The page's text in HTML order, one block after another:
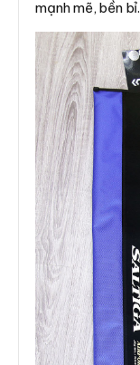
mạnh mẽ, bền bỉ.